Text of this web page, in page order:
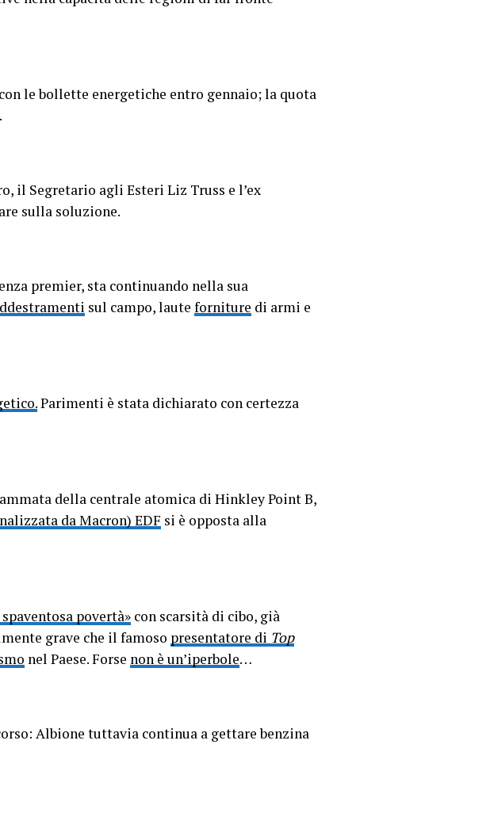
le bollette energetiche entro gennaio; la quota
il Segretario agli Esteri Liz Truss e l’ex
sulla soluzione.
premier, sta continuando nella sua
sul campo, laute forniture di armi e
Parimenti è stata dichiarato con certezza
della centrale atomica di Hinkley Point B,
da Macron) EDF si è opposta alla
povertà» con scarsità di cibo, già
grave che il famoso presentatore di Top
nel Paese. Forse non è un’iperbole…
Albione tuttavia continua a gettare benzina